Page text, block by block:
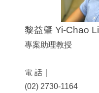
黎益肇 Yi-Chao Li
專案助理教授
電 話｜
(02) 2730-1164